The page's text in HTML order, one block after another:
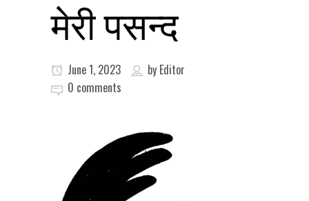
मेरी पसन्द
June 1, 2023 by Editor
0 comments